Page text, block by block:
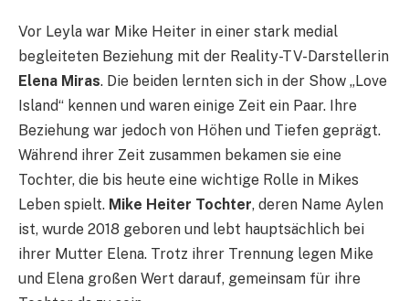
Vor Leyla war Mike Heiter in einer stark medial
begleiteten Beziehung mit der Reality-TV-Darstellerin
Elena Miras. Die beiden lernten sich in der Show „Love
Island“ kennen und waren einige Zeit ein Paar. Ihre
Beziehung war jedoch von Höhen und Tiefen geprägt.
Während ihrer Zeit zusammen bekamen sie eine
Tochter, die bis heute eine wichtige Rolle in Mikes
Leben spielt. Mike Heiter Tochter, deren Name Aylen
ist, wurde 2018 geboren und lebt hauptsächlich bei
ihrer Mutter Elena. Trotz ihrer Trennung legen Mike
und Elena großen Wert darauf, gemeinsam für ihre